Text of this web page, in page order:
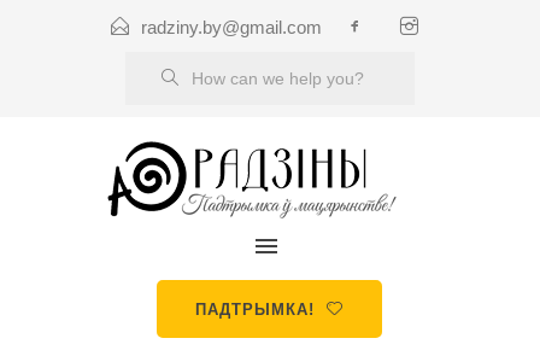
radziny.by@gmail.com
ПАДТРЫМКА!